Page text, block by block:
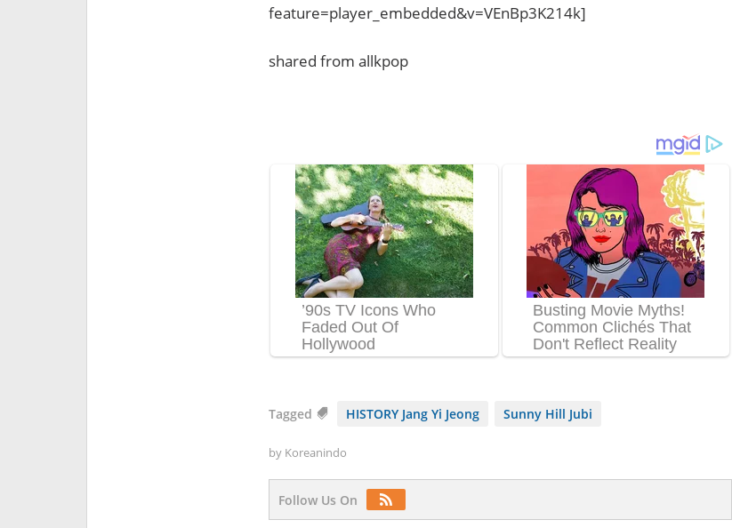
feature=player_embedded&v=VEnBp3K214k]
shared from allkpop
Tagged HISTORY Jang Yi Jeong Sunny Hill Jubi
by Koreanindo
Follow Us On